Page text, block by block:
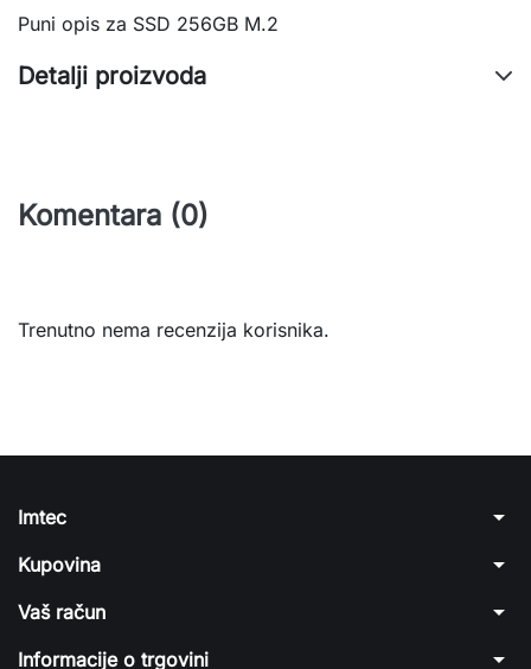
Puni opis za SSD 256GB M.2
Detalji proizvoda
Komentara (0)
Trenutno nema recenzija korisnika.
Imtec arrow_drop_down
Kupovina arrow_drop_down
Vaš račun arrow_drop_down
Informacije o trgovini arrow_drop_down